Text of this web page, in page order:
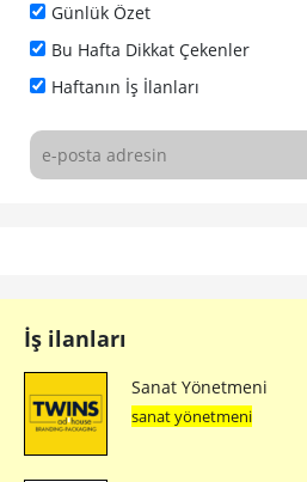
Günlük Özet
Bu Hafta Dikkat Çekenler
Haftanın İş İlanları
İş ilanları
Sanat Yönetmeni
sanat yönetmeni